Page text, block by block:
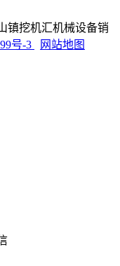
镇挖机汇机械设备销
号-3 网站地图